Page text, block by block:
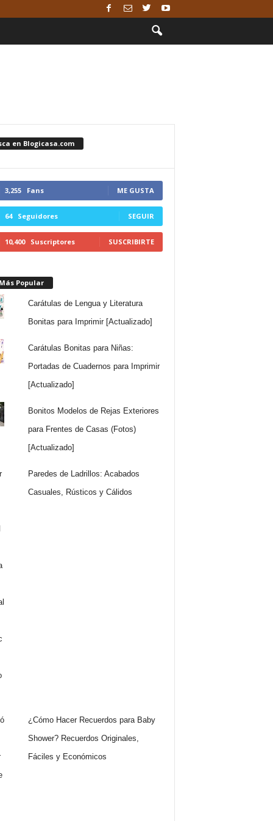
en Blogicasa.com
3,255 Fans ME GUSTA
64 Seguidores SEGUIR
10,400 Suscriptores SUSCRIBIRTE
Popular
Carátulas de Lengua y Literatura
Bonitas para Imprimir [Actualizado]
Carátulas Bonitas para Niñas:
Portadas de Cuadernos para Imprimir
[Actualizado]
Bonitos Modelos de Rejas Exteriores
para Frentes de Casas (Fotos)
[Actualizado]
Paredes de Ladrillos: Acabados
Casuales, Rústicos y Cálidos
¿Cómo Hacer Recuerdos para Baby
Shower? Recuerdos Originales,
Fáciles y Económicos